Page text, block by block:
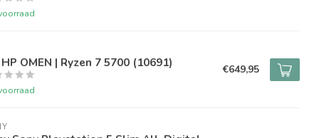
OMEN | Ryzen 7 5700 (10691) €649,95